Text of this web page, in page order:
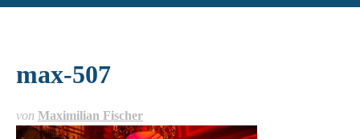
max-507
von Maximilian Fischer